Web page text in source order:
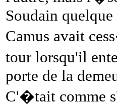
Soudain
Camus avait
tour lorsqu'il
porte de la
C'�tait comme